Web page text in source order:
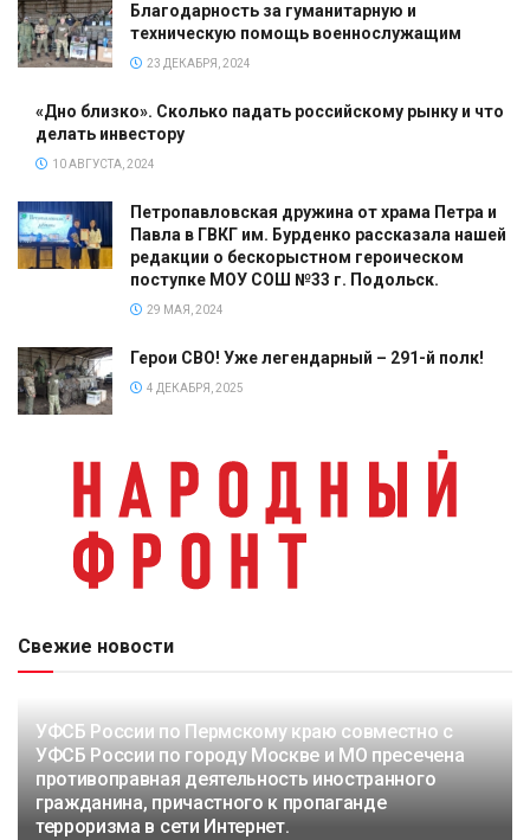
Благодарность за гуманитарную и
техническую помощь военнослужащим
23 ДЕКАБРЯ, 2024
«Дно близко». Сколько падать российскому рынку и что
делать инвестору
10 АВГУСТА, 2024
Петропавловская дружина от храма Петра и
Павла в ГВКГ им. Бурденко рассказала нашей
редакции о бескорыстном героическом
поступке МОУ СОШ №33 г. Подольск.
29 МАЯ, 2024
Герои СВО! Уже легендарный – 291-й полк!
4 ДЕКАБРЯ, 2025
Свежие новости
УФСБ России по Пермскому краю совместно с
УФСБ России по городу Москве и МО пресечена
противоправная деятельность иностранного
гражданина, причастного к пропаганде
терроризма в сети Интернет.